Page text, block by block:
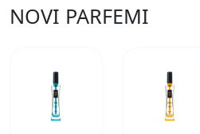
NOVI PARFEMI